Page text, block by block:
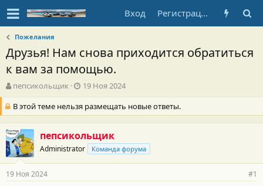
Вход Регистрация
Пожелания
Друзья! Нам снова приходится обратиться
к вам за помощью.
А
в
т
о
р
т
е
м
ы
пепсикольщик
Д
а
т
а
а
ч
а
19 Ноя 2024
В этой теме нельзя размещать новые ответы.
пепсикольщик
Administrator Команда форума
19 Ноя 2024 #1